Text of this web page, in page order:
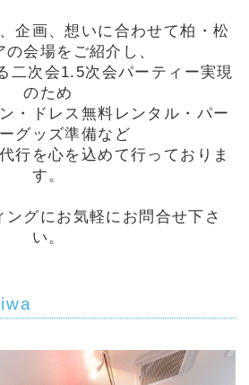
企画、想いに合わせて柏・松
の会場をご紹介し、
二次会1.5次会パーティー実現
のため
・ドレス無料レンタル・パー
グッズ準備など
行を心を込めて行っておりま
す。
ングにお気軽にお問合せ下さ
い。